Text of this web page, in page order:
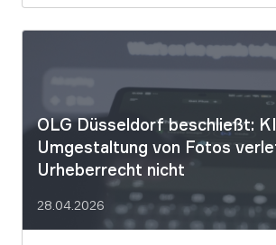
Unternehmen hinter der
App werden massive
Urheberrechtsverletzungen
OLG Düsseldorf beschließt:
Umgestaltung von Fotos
Urheberrecht nicht
28.04.2026